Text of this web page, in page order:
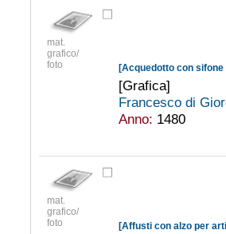
mat.
grafico/
foto
[Acquedotto con
[Grafica]
Francesco di
Anno: 1480
mat.
grafico/
foto
[Affusti con alzo per